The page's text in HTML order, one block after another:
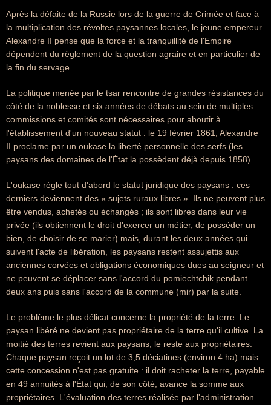
Après la défaite de la Russie lors de la guerre de Crimée et face à
la multiplication des révoltes paysannes locales, le jeune empereur
Alexandre II pense que la force et la tranquillité de l'Empire
dépendent du règlement de la question agraire et en particulier de
la fin du servage.
La politique menée par le tsar rencontre de grandes résistances du
côté de la noblesse et six années de débats au sein de multiples
commissions et comités sont nécessaires pour aboutir à
l'établissement d'un nouveau statut : le 19 février 1861, Alexandre
II proclame par un oukase la liberté personnelle des serfs (les
paysans des domaines de l'État la possèdent déjà depuis 1858).
L'oukase règle tout d'abord le statut juridique des paysans : ces
derniers deviennent des « sujets ruraux libres ». Ils ne peuvent plus
être vendus, achetés ou échangés ; ils sont libres dans leur vie
privée (ils obtiennent le droit d'exercer un métier, de posséder un
bien, de choisir de se marier) mais, durant les deux années qui
suivent l'acte de libération, les paysans restent assujettis aux
anciennes corvées et obligations économiques dues au seigneur et
ne peuvent se déplacer sans l'accord du pomiechtchik pendant
deux ans puis sans l'accord de la commune (mir) par la suite.
Le problème le plus délicat concerne la propriété de la terre. Le
paysan libéré ne devient pas propriétaire de la terre qu'il cultive. La
moitié des terres revient aux paysans, le reste aux propriétaires.
Chaque paysan reçoit un lot de 3,5 déciatines (environ 4 ha) mais
cette concession n'est pas gratuite : il doit racheter la terre, payable
en 49 annuités à l'État qui, de son côté, avance la somme aux
propriétaires. L'évaluation des terres réalisée par l'administration